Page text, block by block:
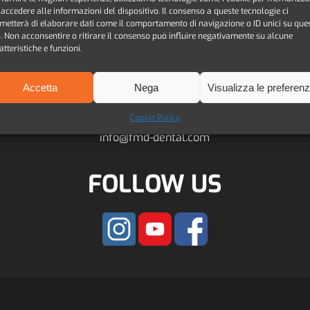
alle informazioni del dispositivo. Il consenso a queste tecnologie ci
di elaborare dati come il comportamento di navigazione o ID unici su
Non acconsentire o ritirare il consenso può influire negativamente su alcune
e funzioni.
Accetta Nega Visualizza le
Cookie Policy
CONTACTS
F.M.D. srl
info@fmd-dental.com
FOLLOW US